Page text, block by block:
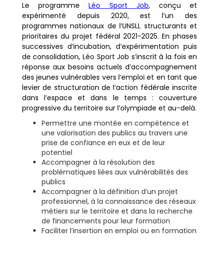
Le programmeLéo Sport Job, conçu et
expérimenté depuis 2020, est l’un des
programmes nationaux de l’UNSLL structurants et
prioritaires du projet fédéral 2021-2025. En phases
successives d’incubation, d’expérimentation puis
de consolidation, Léo Sport Job s’inscrit à la fois en
réponse aux besoins actuels d’accompagnement
des jeunes vulnérables vers l’emploi et en tant que
levier de structuration de l’action fédérale inscrite
dans l’espace et dans le temps : couverture
progressive du territoire sur l’olympiade et au-delà.
Permettre une montée en compétence et
une valorisation des publics au travers une
prise de confiance en eux et de leur
potentiel
Accompagner à la résolution des
problématiques liées aux vulnérabilités des
publics
Accompagner à la définition d’un projet
professionnel, à la connaissance des réseaux
métiers sur le territoire et dans la recherche
de financements pour leur formation
Faciliter l’insertion en emploi ou en formation